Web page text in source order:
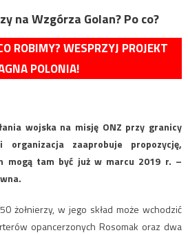
na Wzgórza Golan? Po co?
ROBIMY? WESPRZYJ PROJEKT
POLONIA!
wojska na misję ONZ przy granicy
organizacja zaaprobuje propozycję,
mogą tam być już w marcu 2019 r. –
żołnierzy, w jego skład może wchodzić
opancerzonych Rosomak oraz dwa